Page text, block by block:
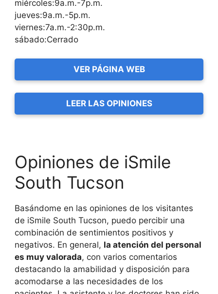
miércoles:9a.m.-7p.m.
jueves:9a.m.-5p.m.
viernes:7a.m.-2:30p.m.
sábado:Cerrado
VER PÁGINA WEB
LEER LAS OPINIONES
Opiniones de iSmile
South Tucson
Basándome en las opiniones de los visitantes
de iSmile South Tucson, puedo percibir una
combinación de sentimientos positivos y
negativos. En general, la atención del personal
es muy valorada, con varios comentarios
destacando la amabilidad y disposición para
acomodarse a las necesidades de los